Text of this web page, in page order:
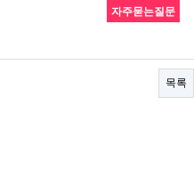
자주묻는질문
목록